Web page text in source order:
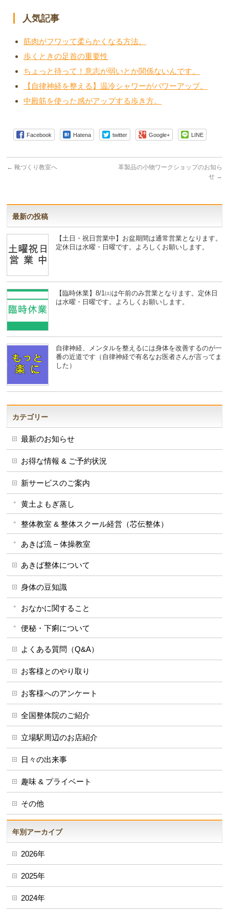
人気記事
筋肉がフワッて柔らかくなる方法。
歩くときの足首の重要性
ちょっと待って！意志が弱いとか関係ないんです。
【自律神経を整える】温冷シャワーがパワーアップ。
中殿筋を使った感がアップする歩き方。
Facebook Hatena twitter Google+ LINE
← 靴づくり教室へ
革製品の小物ワークショップのお知ら
せ →
最新の投稿
【土日・祝日営業中】お盆期間は通常営業となります。
定休日は水曜・日曜です。よろしくお願いします。
【臨時休業】8/1㈯は午前のみ営業となります。定休日
は水曜・日曜です。よろしくお願いします。
自律神経、メンタルを整えるには身体を改善するのが一
番の近道です（自律神経で有名なお医者さんが言ってま
した）
カテゴリー
最新のお知らせ
お得な情報 & ご予約状況
新サービスのご案内
黄土よもぎ蒸し
整体教室 & 整体スクール経営（芯伝整体）
あきば流 – 体操教室
あきば整体について
身体の豆知識
おなかに関すること
便秘・下痢について
よくある質問（Q&A）
お客様とのやり取り
お客様へのアンケート
全国整体院のご紹介
立場駅周辺のお店紹介
日々の出来事
趣味 & プライベート
その他
年別アーカイブ
2026年
2025年
2024年